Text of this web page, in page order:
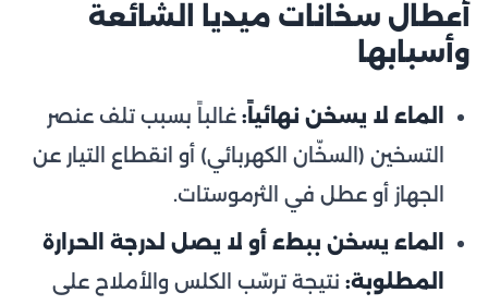
أعطال سخانات ميديا الشائعة
وأسبابها
الماء لا يسخن نهائياً: غالباً بسبب تلف عنصر
التسخين (السخّان الكهربائي) أو انقطاع التيار عن
الجهاز أو عطل في الثرموستات.
الماء يسخن ببطء أو لا يصل لدرجة الحرارة
المطلوبة: نتيجة ترسّب الكلس والأملاح على